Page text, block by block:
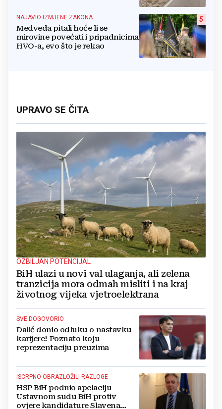
5
NAJAVIO IZMJENE ZAKONA
Medveda pitali hoće li se
mirovine povećati i pripadnicima
HVO-a, evo što je rekao
UPRAVO SE ČITA
OZBILJAN POTENCIJAL
BiH ulazi u novi val ulaganja, ali zelena
tranzicija mora odmah misliti i na kraj
životnog vijeka vjetroelektrana
SVE DOGOVORIO
Dalić donio odluku o nastavku
karijere! Poznato koju
reprezentaciju preuzima
ISCRPNO OBRAZLOŽILI RAZLOGE
HSP BiH podnio apelaciju
Ustavnom sudu BiH protiv
ovjere kandidature Slavena